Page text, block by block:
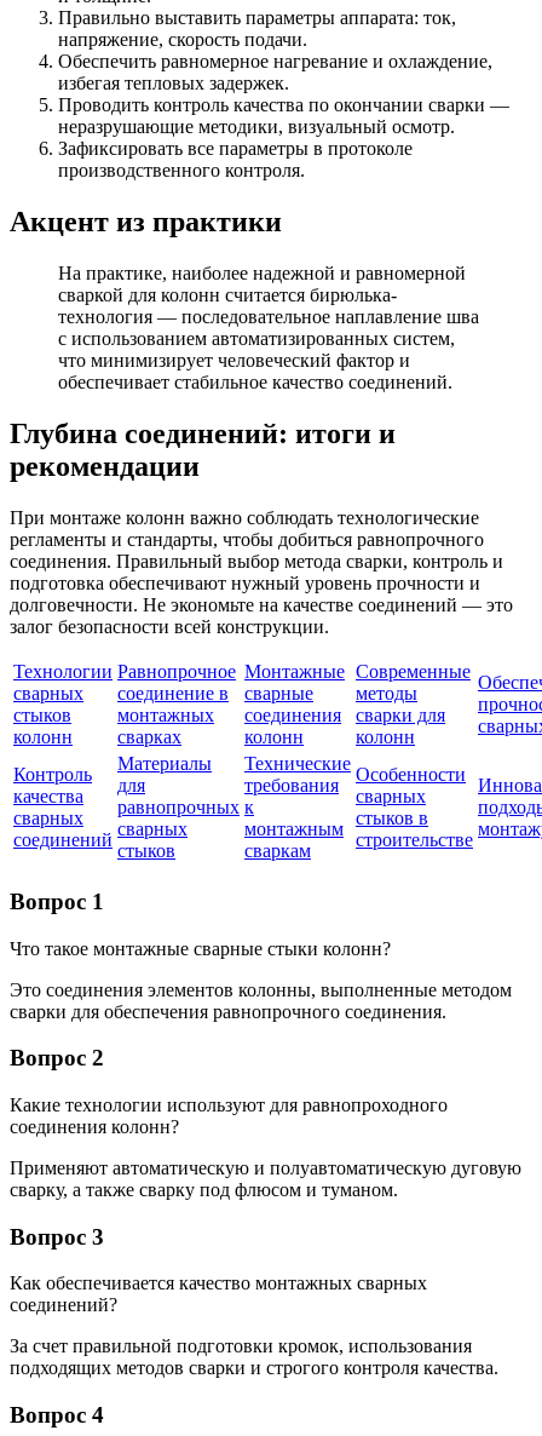
Правильно выставить параметры аппарата: ток,
напряжение, скорость подачи.
Обеспечить равномерное нагревание и охлаждение,
избегая тепловых задержек.
Проводить контроль качества по окончании сварки —
неразрушающие методики, визуальный осмотр.
Зафиксировать все параметры в протоколе
производственного контроля.
Акцент из практики
На практике, наиболее надежной и равномерной
сваркой для колонн считается бирюлька-
технология — последовательное наплавление шва
с использованием автоматизированных систем,
что минимизирует человеческий фактор и
обеспечивает стабильное качество соединений.
Глубина соединений: итоги и
рекомендации
При монтаже колонн важно соблюдать технологические
регламенты и стандарты, чтобы добиться равнопрочного
соединения. Правильный выбор метода сварки, контроль и
подготовка обеспечивают нужный уровень прочности и
долговечности. Не экономьте на качестве соединений — это
залог безопасности всей конструкции.
Технологии
сварных
стыков
колонн
Равнопрочное
соединение в
монтажных
сварках
Монтажные
сварные
соединения
колонн
Современные
методы
сварки для
колонн
Контроль
качества
сварных
соединений
Материалы
для
равнопрочных
сварных
стыков
Технические
требования
к
монтажным
сваркам
Особенности
сварных
стыков в
строительстве
Вопрос 1
Что такое монтажные сварные стыки колонн?
Это соединения элементов колонны, выполненные методом
сварки для обеспечения равнопрочного соединения.
Вопрос 2
Какие технологии используют для равнопроходного
соединения колонн?
Применяют автоматическую и полуавтоматическую дуговую
сварку, а также сварку под флюсом и туманом.
Вопрос 3
Как обеспечивается качество монтажных сварных
соединений?
За счет правильной подготовки кромок, использования
подходящих методов сварки и строгого контроля качества.
Вопрос 4